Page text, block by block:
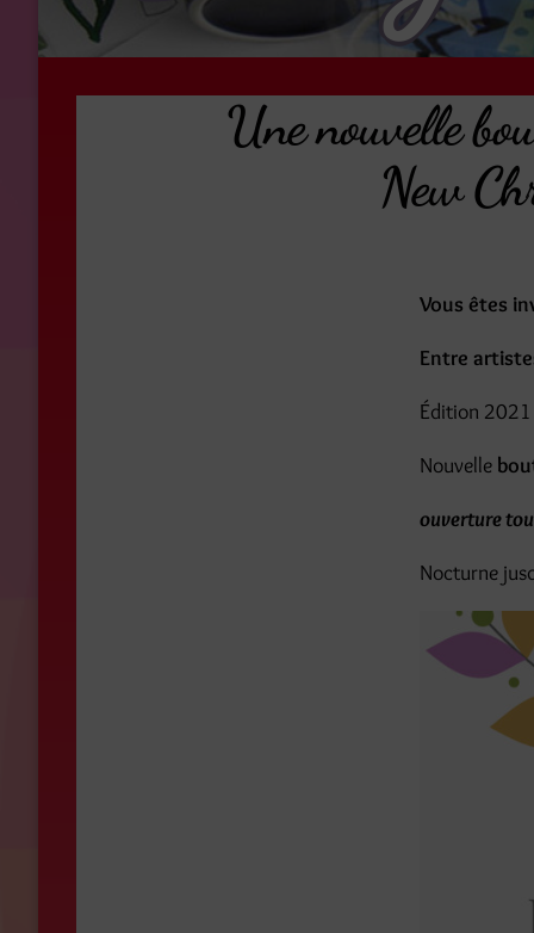
Une nouvelle
New
Vous êtes
Entre
Édition 2021
Nouvelle
ouverture
Nocturne